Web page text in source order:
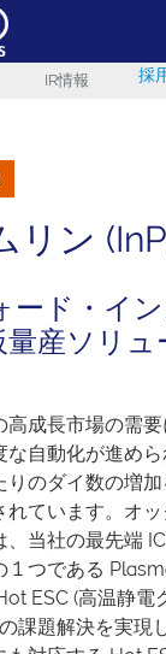
IR情報 採
リン
ード・イ
量産ソリ
高成長市場の需
自動化が進めら
のダイ数の増
れています。オ
、当社の最先端
1 つである
ESC (高温静電
課題解決を実現